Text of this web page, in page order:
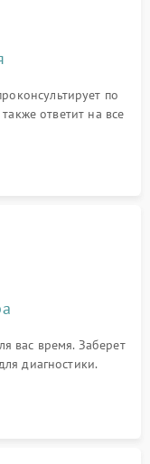
по
ответит на все
вас время. Заберет
диагностики.